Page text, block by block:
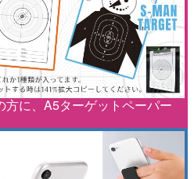
に、A5ターゲットペーパー